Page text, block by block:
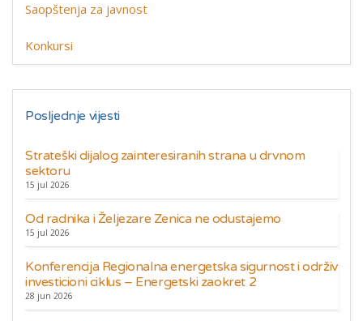
Saopštenja za javnost
Konkursi
Posljednje vijesti
Strateški dijalog zainteresiranih strana u drvnom
sektoru
15 jul 2026
Od radnika i Željezare Zenica ne odustajemo
15 jul 2026
Konferencija Regionalna energetska sigurnost i održiv
investicioni ciklus – Energetski zaokret 2
28 jun 2026